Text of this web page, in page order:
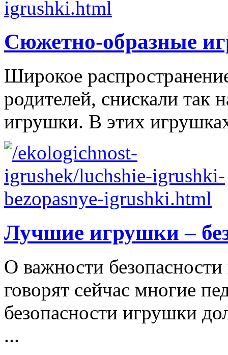
Сюжетно-образные
Широкое
родителей, снискали так
игрушки. В этих
Лучшие игрушки –
О важности
говорят сейчас многие
безопасности игрушки
...